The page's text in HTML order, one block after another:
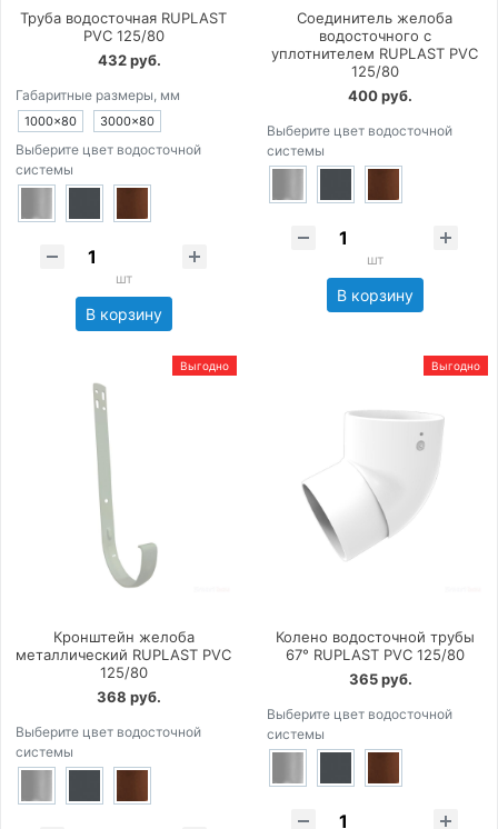
Труба водосточная RUPLAST
PVC 125/80
432 руб.
Габаритные размеры, мм
1000×80 3000×80
Выберите цвет водосточной
системы
шт
В корзину
Соединитель желоба
водосточного с
уплотнителем RUPLAST PVC
125/80
400 руб.
Выберите цвет водосточной
системы
шт
В корзину
Выгодно
Кронштейн желоба
металлический RUPLAST PVC
125/80
368 руб.
Выберите цвет водосточной
системы
Выгодно
Колено водосточной трубы
67° RUPLAST PVC 125/80
365 руб.
Выберите цвет водосточной
системы